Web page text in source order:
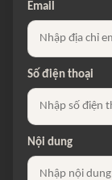
Email
Số điện thoại
Nội dung